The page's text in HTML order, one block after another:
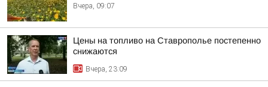
Вчера, 09:07
Цены на топливо на Ставрополье постепенно
снижаются
Вчера, 23:09